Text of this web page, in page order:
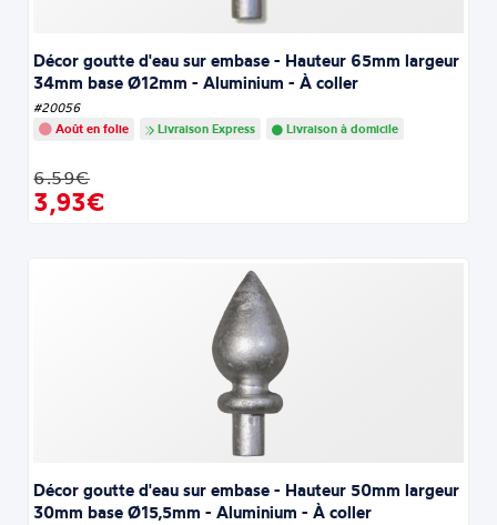
Décor goutte d'eau sur embase - Hauteur 65mm largeur
34mm base Ø12mm - Aluminium - À coller
#20056
Août en folie
Livraison Express Livraison à domicile
6.59€
3,93€
Décor goutte d'eau sur embase - Hauteur 50mm largeur
30mm base Ø15,5mm - Aluminium - À coller